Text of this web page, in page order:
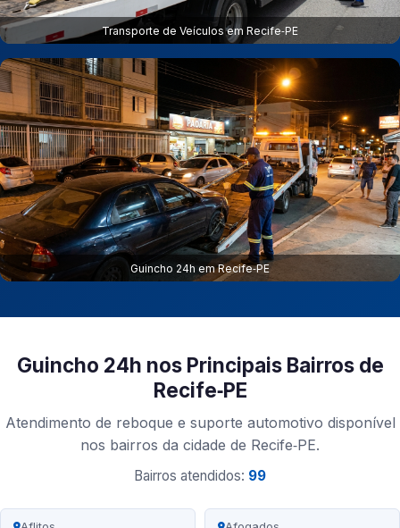
Transporte de Veículos em Recife‑PE
Guincho 24h em Recife‑PE
Guincho 24h nos Principais Bairros de
Recife‑PE
Atendimento de reboque e suporte automotivo disponível
nos bairros da cidade de Recife‑PE.
Bairros atendidos: 99